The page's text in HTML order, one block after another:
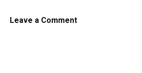
Leave a Comment